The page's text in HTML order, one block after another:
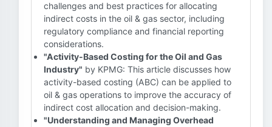
challenges and best practices for allocating
indirect costs in the oil & gas sector, including
regulatory compliance and financial reporting
considerations.
"Activity-Based Costing for the Oil and Gas
Industry" by KPMG: This article discusses how
activity-based costing (ABC) can be applied to
oil & gas operations to improve the accuracy of
indirect cost allocation and decision-making.
"Understanding and Managing Overhead